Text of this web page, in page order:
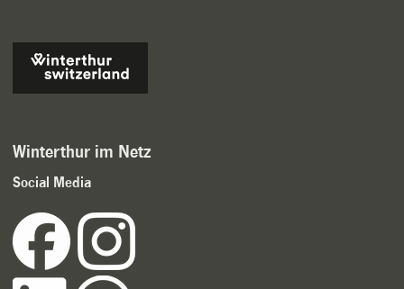
Winterthur im Netz
Social Media